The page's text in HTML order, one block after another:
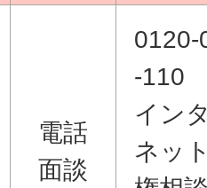
電話
面談
0120-
-110
イン
ネッ